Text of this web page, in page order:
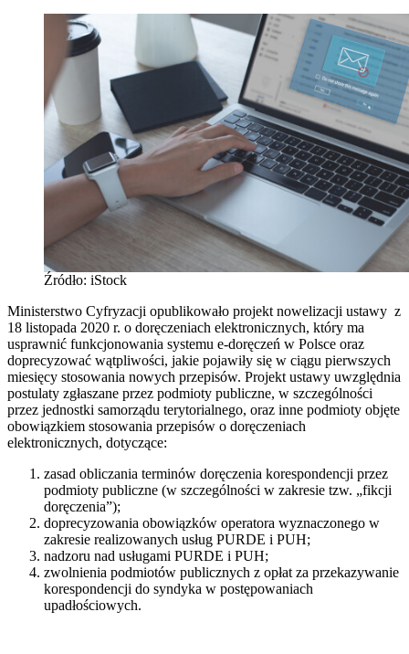
Źródło: iStock
Ministerstwo Cyfryzacji opublikowało projekt nowelizacji ustawy z
18 listopada 2020 r. o doręczeniach elektronicznych, który ma
usprawnić funkcjonowania systemu e-doręczeń w Polsce oraz
doprecyzować wątpliwości, jakie pojawiły się w ciągu pierwszych
miesięcy stosowania nowych przepisów. Projekt ustawy uwzględnia
postulaty zgłaszane przez podmioty publiczne, w szczególności
przez jednostki samorządu terytorialnego, oraz inne podmioty objęte
obowiązkiem stosowania przepisów o doręczeniach
elektronicznych, dotyczące:
zasad obliczania terminów doręczenia korespondencji przez
podmioty publiczne (w szczególności w zakresie tzw. „fikcji
doręczenia”);
doprecyzowania obowiązków operatora wyznaczonego w
zakresie realizowanych usług PURDE i PUH;
nadzoru nad usługami PURDE i PUH;
zwolnienia podmiotów publicznych z opłat za przekazywanie
korespondencji do syndyka w postępowaniach
upadłościowych.